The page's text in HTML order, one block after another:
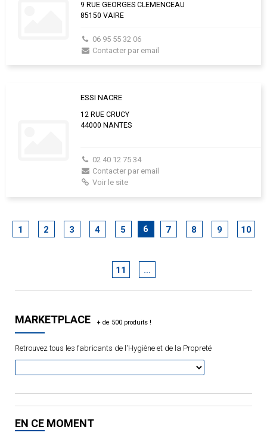
9 RUE GEORGES CLEMENCEAU
85150 VAIRE
06 95 55 32 06
Contacter par email
ESSI NACRE
12 RUE CRUCY
44000 NANTES
02 40 12 75 34
Contacter par email
Voir le site
1 2 3 4 5 6 7 8 9 10
11 …
MARKETPLACE
Retrouvez tous les fabricants de l'Hygiène et de la Propreté
EN CE MOMENT